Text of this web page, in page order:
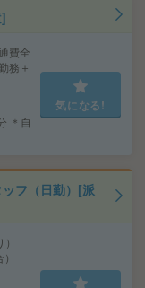
費全
務＋
＊自
気になる!
フ（日勤）[派